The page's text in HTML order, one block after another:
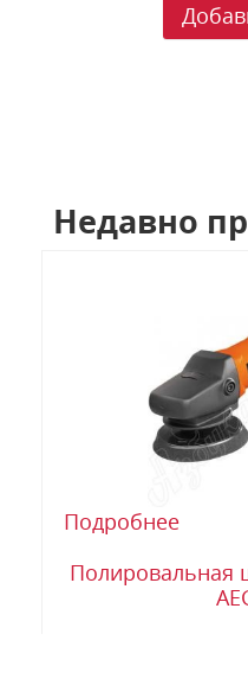
Недавно
Подробнее
Полировальная